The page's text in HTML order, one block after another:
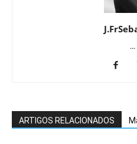
...
ARTIGOS RELACIONADOS